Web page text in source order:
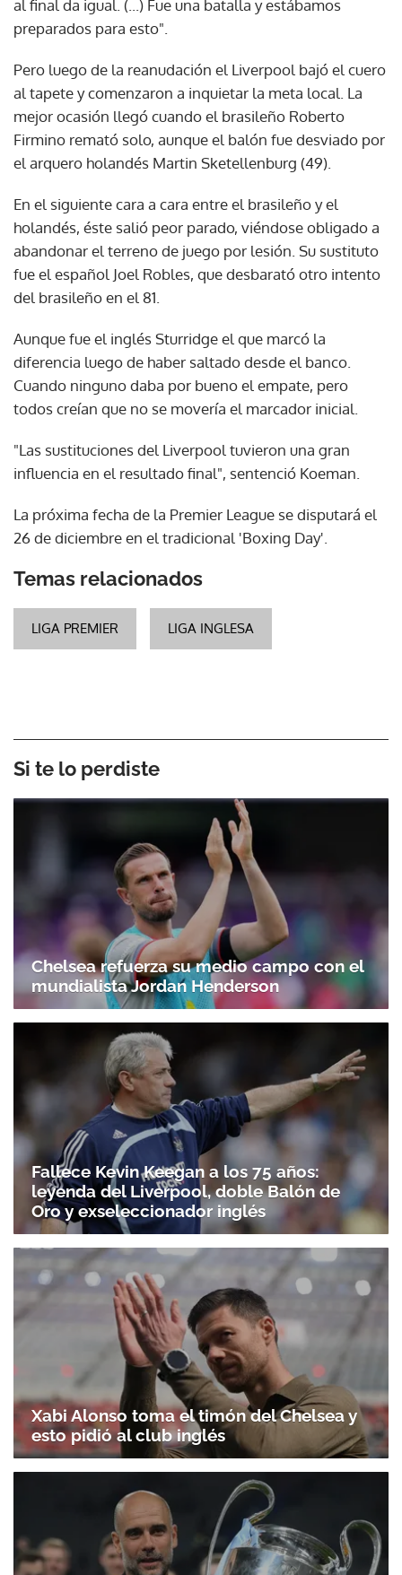
al final da igual. (...) Fue una batalla y estábamos
preparados para esto".
Pero luego de la reanudación el Liverpool bajó el cuero
al tapete y comenzaron a inquietar la meta local. La
mejor ocasión llegó cuando el brasileño Roberto
Firmino remató solo, aunque el balón fue desviado por
el arquero holandés Martin Sketellenburg (49).
En el siguiente cara a cara entre el brasileño y el
holandés, éste salió peor parado, viéndose obligado a
abandonar el terreno de juego por lesión. Su sustituto
fue el español Joel Robles, que desbarató otro intento
del brasileño en el 81.
Aunque fue el inglés Sturridge el que marcó la
diferencia luego de haber saltado desde el banco.
Cuando ninguno daba por bueno el empate, pero
todos creían que no se movería el marcador inicial.
"Las sustituciones del Liverpool tuvieron una gran
influencia en el resultado final", sentenció Koeman.
La próxima fecha de la Premier League se disputará el
26 de diciembre en el tradicional 'Boxing Day'.
Temas relacionados
LIGA PREMIER LIGA INGLESA
Si te lo perdiste
Chelsea refuerza su medio campo con el
mundialista Jordan Henderson
Fallece Kevin Keegan a los 75 años:
leyenda del Liverpool, doble Balón de
Oro y exseleccionador inglés
Xabi Alonso toma el timón del Chelsea y
esto pidió al club inglés